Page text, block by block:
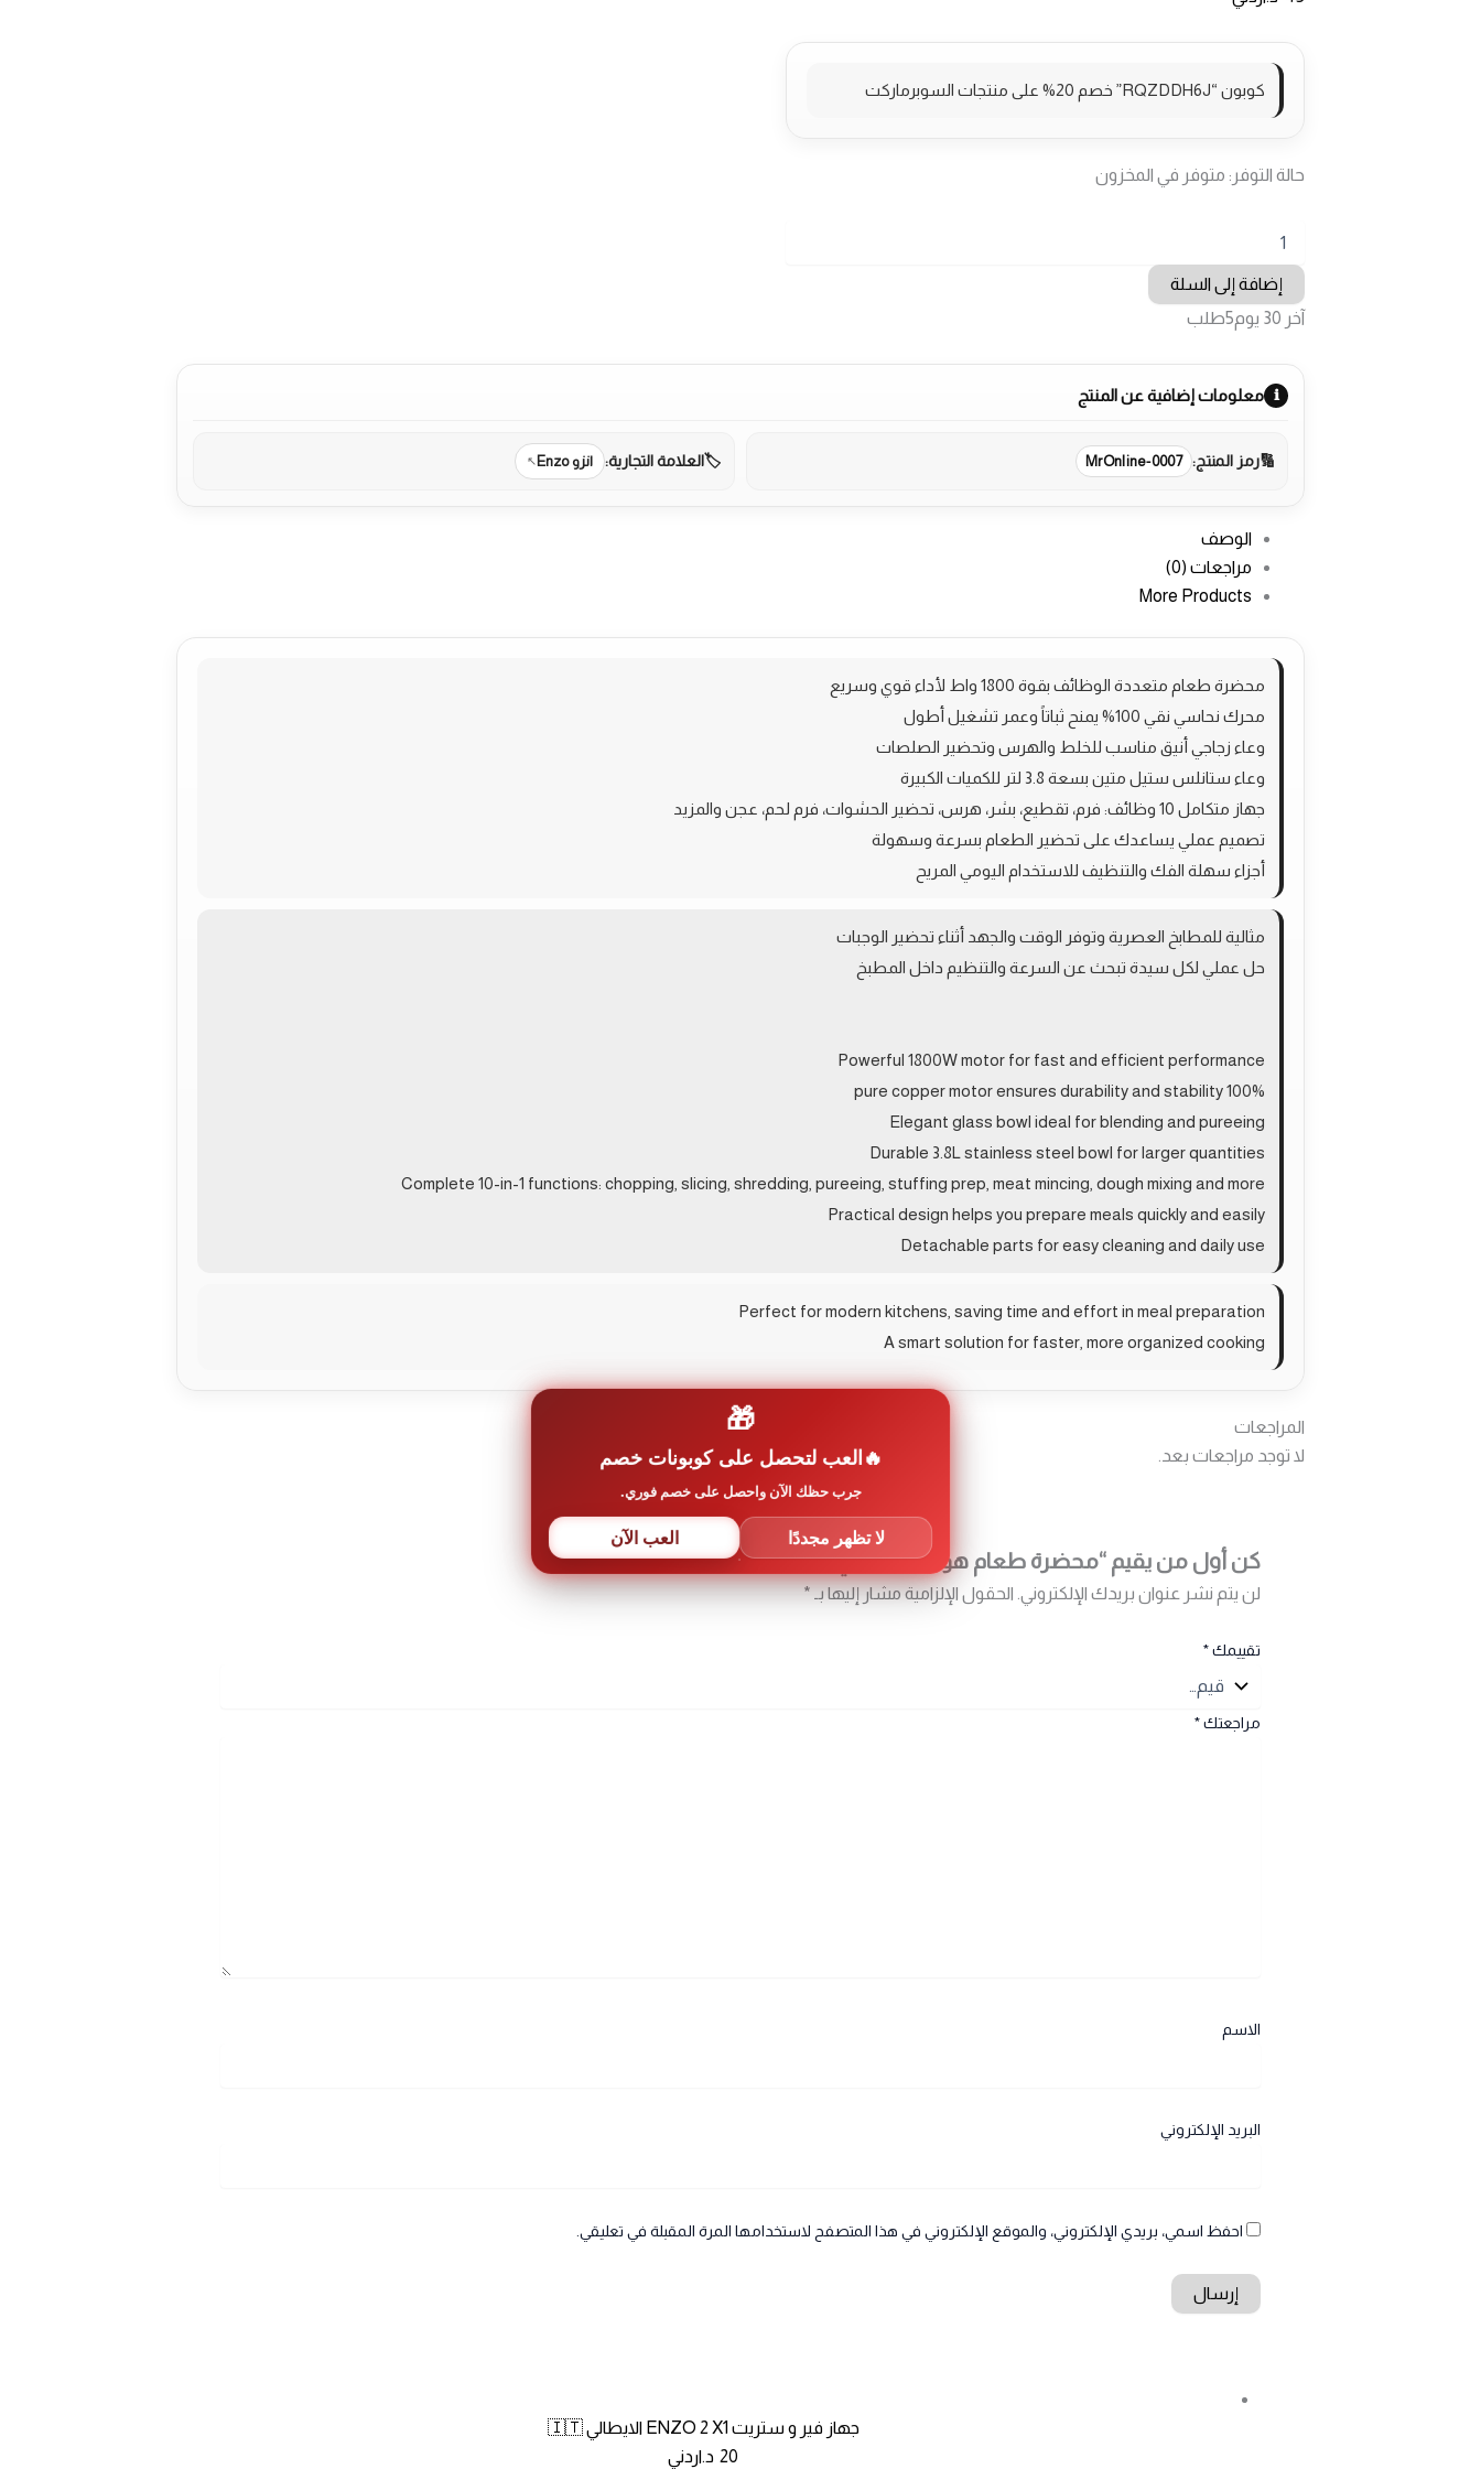
كوبون “RQZDDH6J” خصم 20% على منتجات السوبرماركت
حالة التوفر: متوفر في المخزون
محضرة
طعام
هوفمانز
10
إضافة إلى السلة
آخر 30 يوم
5طلب
معلومات إضافية عن المنتج
رمز المنتج: MrOnline-0007 العلامة التجارية: انزو Enzo
الوصف
مراجعات (0)
More Products
محضرة طعام متعددة الوظائف بقوة 1800 واط لأداء قوي وسريع
محرك نحاسي نقي 100% يمنح ثباتاً وعمر تشغيل أطول
وعاء زجاجي أنيق مناسب للخلط والهرس وتحضير الصلصات
وعاء ستانلس ستيل متين بسعة 3.8 لتر للكميات الكبيرة
جهاز متكامل 10 وظائف: فرم، تقطيع، بشر، هرس، تحضير الحشوات، فرم لحم، عجن والمزيد
تصميم عملي يساعدك على تحضير الطعام بسرعة وسهولة
أجزاء سهلة الفك والتنظيف للاستخدام اليومي المريح
مثالية للمطابخ العصرية وتوفر الوقت والجهد أثناء تحضير الوجبات
حل عملي لكل سيدة تبحث عن السرعة والتنظيم داخل المطبخ
Powerful 1800W motor for fast and efficient performance
100% pure copper motor ensures durability and stability
Elegant glass bowl ideal for blending and pureeing
Durable 3.8L stainless steel bowl for larger quantities
Complete 10-in-1 functions: chopping, slicing, shredding, pureeing, stuffing prep, meat mincing, dough mixing and more
Practical design helps you prepare meals quickly and easily
Detachable parts for easy cleaning and daily use
Perfect for modern kitchens, saving time and effort in meal preparation
A smart solution for faster, more organized cooking
المراجعات
لا توجد مراجعات بعد.
كن أول من يقيم “محضرة طعام هوفمانز 10 في 1”
لن يتم نشر عنوان بريدك الإلكتروني. الحقول الإلزامية مشار إليها بـ*
تقييمك*
مراجعتك*
الاسم
البريد الإلكتروني
احفظ اسمي، بريدي الإلكتروني، والموقع الإلكتروني في هذا المتصفح لاستخدامها المرة المقبلة في تعليقي.
جهاز فير و ستريت ENZO 2 X1 الايطالي 🇮🇹
20 د.اردني
🎁
العب لتحصل على كوبونات خصم
جرب حظك الآن واحصل على خصم فوري.
لا تظهر مجددًا العب الآن